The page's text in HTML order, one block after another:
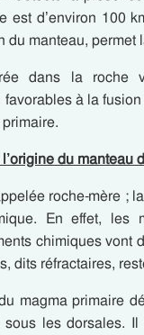
est d’environ 100
du manteau,
dans la roche
à la
du manteau
roche-mère ;
En effet,
chimiques
dits réfractaires,
magma primaire
les dorsales.